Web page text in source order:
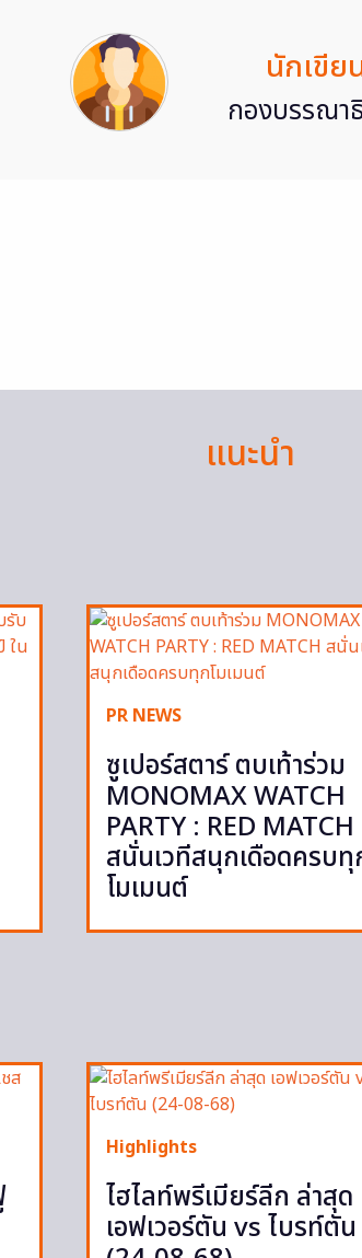
นักเขีย
กองบรรณา
แนะนำ
PR NEWS
ซูเปอร์สตาร์ ตบเท้าร่วม
MONOMAX WATCH
PARTY : RED MATCH
สนั่นเวทีสนุกเดือดครบทุ
โมเมนต์
Highlights
ไฮไลท์พรีเมียร์ลีก ล่าสุด
เอฟเวอร์ตัน vs ไบรท์ตัน